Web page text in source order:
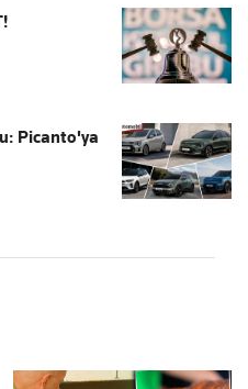
Picanto'ya